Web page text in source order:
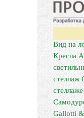
Вид на
Кресла
стеллаж
Gallotti